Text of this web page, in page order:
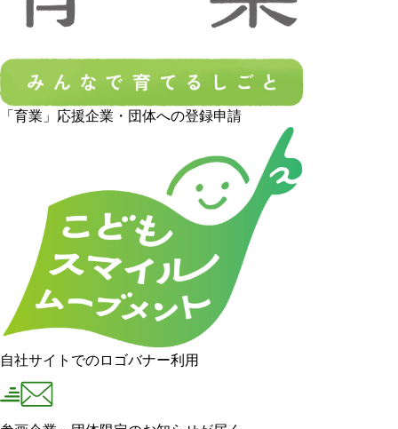
「育業」応援企業・団体への登録申請
自社サイトでのロゴバナー利用